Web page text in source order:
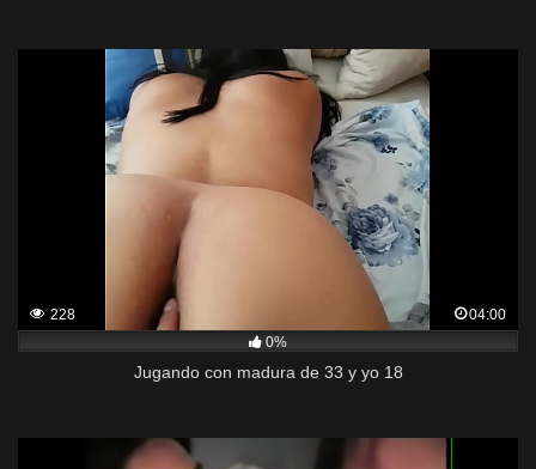
228
04:00
0%
Jugando con madura de 33 y yo 18